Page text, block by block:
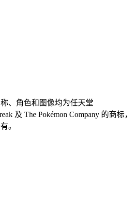
、角色和图像均为任天堂
及 The Pokémon Company 的商标，
。